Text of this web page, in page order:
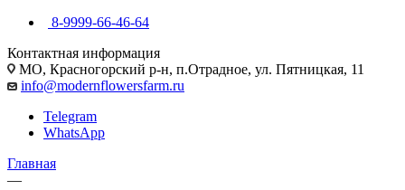
8-9999-66-46-64
Контактная информация
МО, Красногорский р-н, п.Отрадное, ул. Пятницкая, 11
info@modernflowersfarm.ru
Telegram
WhatsApp
Главная
—